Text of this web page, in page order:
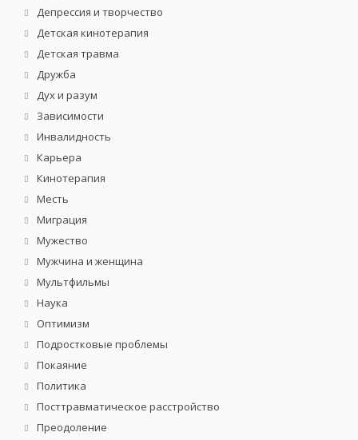
Депрессия и творчество
Детская кинотерапия
Детская травма
Дружба
Дух и разум
Зависимости
Инвалидность
Карьера
Кинотерапия
Месть
Миграция
Мужество
Мужчина и женщина
Мультфильмы
Наука
Оптимизм
Подростковые проблемы
Покаяние
Политика
Посттравматическое расстройство
Преодоление